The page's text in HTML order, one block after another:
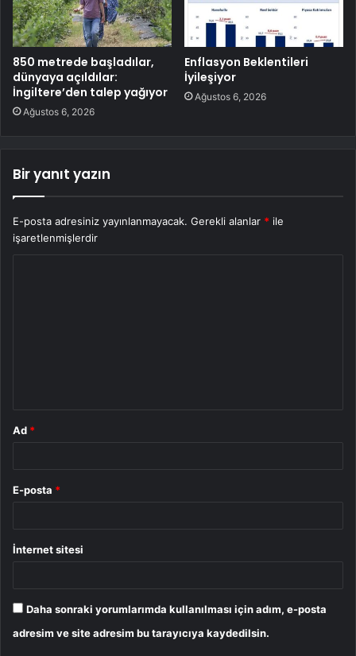
850 metrede başladılar,
dünyaya açıldılar:
İngiltere’den talep yağıyor
Ağustos 6, 2026
Enflasyon Beklentileri
İyileşiyor
Ağustos 6, 2026
Bir yanıt yazın
E-posta adresiniz yayınlanmayacak. Gerekli alanlar * ile
işaretlenmişlerdir
Ad *
E-posta *
İnternet sitesi
Daha sonraki yorumlarımda kullanılması için adım, e-posta
adresim ve site adresim bu tarayıcıya kaydedilsin.